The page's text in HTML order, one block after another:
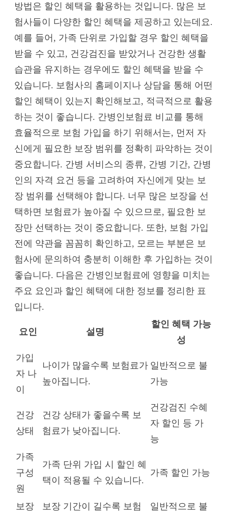
방법은 할인 혜택을 활용하는 것입니다. 많은 보
험사들이 다양한 할인 혜택을 제공하고 있는데요.
예를 들어, 가족 단위로 가입할 경우 할인 혜택을
받을 수 있고, 건강검진을 받았거나 건강한 생활
습관을 유지하는 경우에도 할인 혜택을 받을 수
있습니다. 보험사의 홈페이지나 상담을 통해 어떤
할인 혜택이 있는지 확인해보고, 적극적으로 활용
하는 것이 좋습니다. 간병인보험료 비교를 통해
효율적으로 보험 가입을 하기 위해서는, 먼저 자
신에게 필요한 보장 범위를 정확히 파악하는 것이
중요합니다. 간병 서비스의 종류, 간병 기간, 간병
인의 자격 요건 등을 고려하여 자신에게 맞는 보
장 범위를 선택해야 합니다. 너무 많은 보장을 선
택하면 보험료가 높아질 수 있으므로, 필요한 보
장만 선택하는 것이 중요합니다. 또한, 보험 가입
전에 약관을 꼼꼼히 확인하고, 모르는 부분은 보
험사에 문의하여 충분히 이해한 후 가입하는 것이
좋습니다. 다음은 간병인보험료에 영향을 미치는
주요 요인과 할인 혜택에 대한 정보를 정리한 표
입니다.
요인 설명
할인 혜택 가능
성
가입
자 나
이
나이가 많을수록 보험료가
높아집니다.
일반적으로 불
가능
건강
상태
건강 상태가 좋을수록 보
험료가 낮아집니다.
건강검진 수혜
자 할인 등 가
능
가족
구성
원
가족 단위 가입 시 할인 혜
택이 적용될 수 있습니다.
가족 할인 가능
보장
보장 기간이 길수록 보험
일반적으로 불